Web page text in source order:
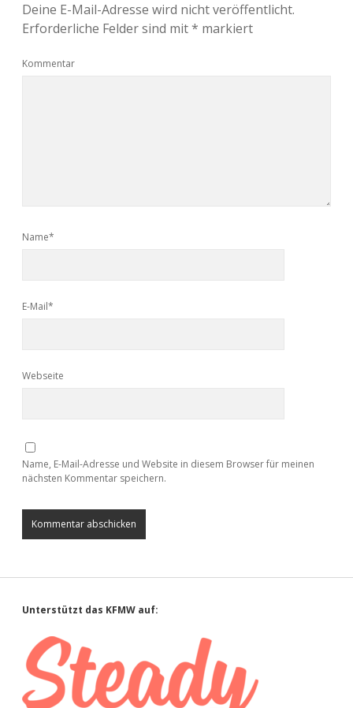
Deine E-Mail-Adresse wird nicht veröffentlicht.
Erforderliche Felder sind mit* markiert
Kommentar
Name*
E-Mail*
Webseite
Name, E-Mail-Adresse und Website in diesem Browser für meinen
nächsten Kommentar speichern.
Sidebar
Unterstützt das KFMW auf: